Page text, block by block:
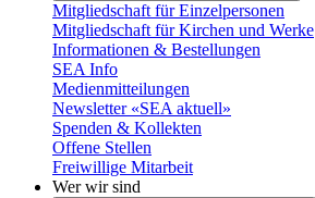
Mitgliedschaft für Einzelpersonen
Mitgliedschaft für Kirchen und Werke
Informationen & Bestellungen
SEA Info
Medienmitteilungen
Newsletter «SEA aktuell»
Spenden & Kollekten
Offene Stellen
Freiwillige Mitarbeit
Wer wir sind